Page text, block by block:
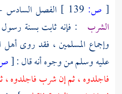
[ ص: الفصل السادس
الشرب : فإنه ثابت بسنة
وإجماع المسلمين ، فقد روى
عليه وسلم من وجوه أنه قال :[
فاجلدوه ، ثم إن شرب فاجلدوه